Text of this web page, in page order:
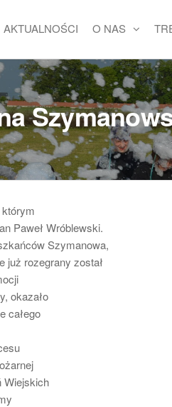
AKTUALNOŚCI O NAS
Paweł Wróblewski.
Szymanowa,
już rozegrany został
okazało
całego
Wiejskich